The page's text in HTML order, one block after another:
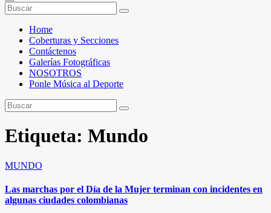
Home
Coberturas y Secciones
Contáctenos
Galerías Fotográficas
NOSOTROS
Ponle Música al Deporte
Etiqueta: Mundo
MUNDO
Las marchas por el Día de la Mujer terminan con incidentes en
algunas ciudades colombianas